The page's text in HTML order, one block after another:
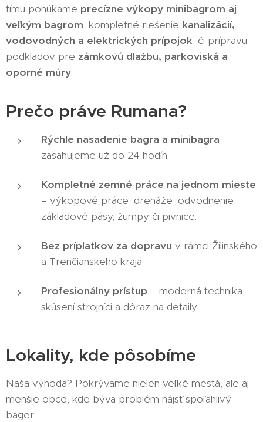
tímu ponúkame precízne výkopy minibagrom aj
veľkým bagrom, kompletné riešenie kanalizácií,
vodovodných a elektrických prípojok, či prípravu
podkladov pre zámkovú dlažbu, parkoviská a
oporné múry.
Prečo práve Rumana?
Rýchle nasadenie bagra a minibagra –
zasahujeme už do 24 hodín.
Kompletné zemné práce na jednom mieste
– výkopové práce, drenáže, odvodnenie,
základové pásy, žumpy či pivnice.
Bez príplatkov za dopravu v rámci Žilinského
a Trenčianskeho kraja.
Profesionálny prístup – moderná technika,
skúsení strojníci a dôraz na detaily.
Lokality, kde pôsobíme
Naša výhoda? Pokrývame nielen veľké mestá, ale aj
menšie obce, kde býva problém nájsť spoľahlivý
bager.